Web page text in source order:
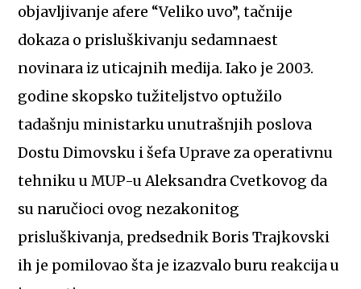
objavljivanje afere “Veliko uvo”, tačnije
dokaza o prisluškivanju sedamnaest
novinara iz uticajnih medija. Iako je 2003.
godine skopsko tužiteljstvo optužilo
tadašnju ministarku unutrašnjih poslova
Dostu Dimovsku i šefa Uprave za operativnu
tehniku u MUP-u Aleksandra Cvetkovog da
su naručioci ovog nezakonitog
prisluškivanja, predsednik Boris Trajkovski
ih je pomilovao šta je izazvalo buru reakcija u